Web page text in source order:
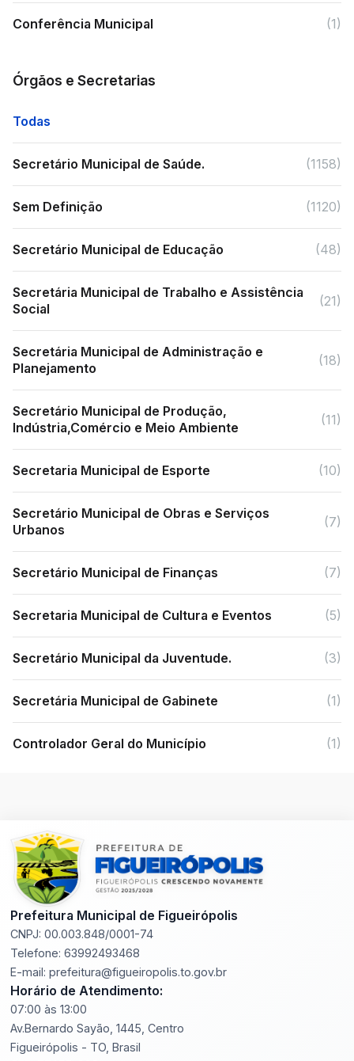
Conferência Municipal (1)
Órgãos e Secretarias
Todas
Secretário Municipal de Saúde. (1158)
Sem Definição (1120)
Secretário Municipal de Educação (48)
Secretária Municipal de Trabalho e Assistência
Social
(21)
Secretária Municipal de Administração e
Planejamento
(18)
Secretário Municipal de Produção,
Indústria,Comércio e Meio Ambiente
(11)
Secretaria Municipal de Esporte (10)
Secretário Municipal de Obras e Serviços
Urbanos
(7)
Secretário Municipal de Finanças (7)
Secretaria Municipal de Cultura e Eventos (5)
Secretário Municipal da Juventude. (3)
Secretária Municipal de Gabinete (1)
Controlador Geral do Município (1)
Prefeitura Municipal de Figueirópolis
CNPJ: 00.003.848/0001-74
Telefone: 63992493468
E-mail: prefeitura@figueiropolis.to.gov.br
Horário de Atendimento:
07:00 às 13:00
Av.Bernardo Sayão, 1445, Centro
Figueirópolis - TO, Brasil